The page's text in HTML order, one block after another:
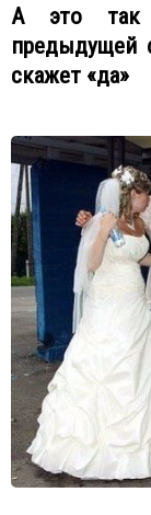
А это так
предыдущей
скажет «да»